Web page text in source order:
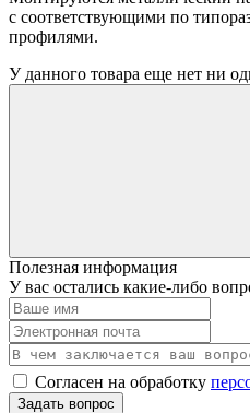
с соответствующими по
профилями.
У данного товара еще нет ни
Полезная информация
У вас остались какие-либо
Согласен на обработку
Задать вопрос